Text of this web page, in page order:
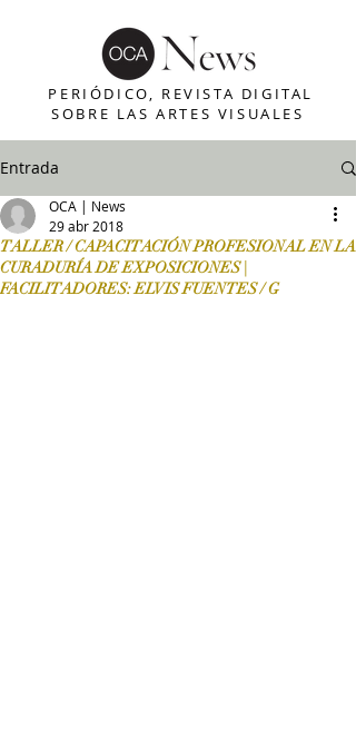
PERIÓDICO, REVISTA DIGITAL
SOBRE LAS ARTES VISUALES
Entrada
TALLER / CAPACITACIÓN PROFESIONAL EN LA
CURADURÍA DE EXPOSICIONES |
FACILITADORES: ELVIS FUENTES / G
OCA | News
29 abr 2018